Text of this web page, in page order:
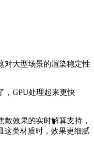
对大型场景的渲染稳定性
，GPU处理起来更快
果的实时解算支持，
类材质时，效果更细腻